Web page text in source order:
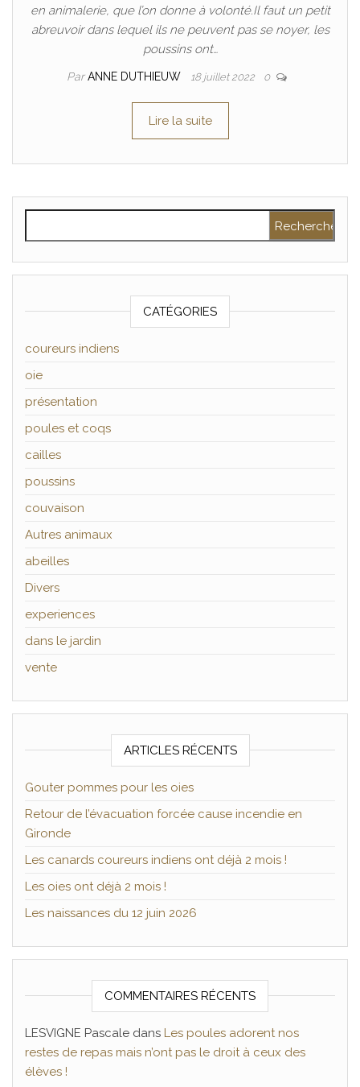
en animalerie, que l’on donne à volonté.Il faut un petit
abreuvoir dans lequel ils ne peuvent pas se noyer, les
poussins ont…
ParANNE DUTHIEUW 18 juillet 2022 0
Lire la suite
CATÉGORIES
coureurs indiens
oie
présentation
poules et coqs
cailles
poussins
couvaison
Autres animaux
abeilles
Divers
experiences
dans le jardin
vente
ARTICLES RÉCENTS
Gouter pommes pour les oies
Retour de l’évacuation forcée cause incendie en
Gironde
Les canards coureurs indiens ont déjà 2 mois !
Les oies ont déjà 2 mois !
Les naissances du 12 juin 2026
COMMENTAIRES RÉCENTS
LESVIGNE Pascale dans Les poules adorent nos
restes de repas mais n’ont pas le droit à ceux des
élèves !